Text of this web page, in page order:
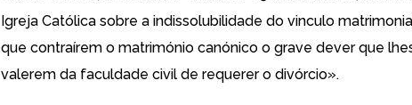
Igreja Católica sobre a indissolubilidade do vinculo
que contraírem o matrimónio canónico o grave dever que
valerem da faculdade civil de requerer o divórcio».